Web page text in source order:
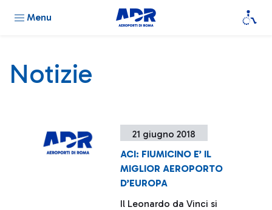
Menu
Notizie
21 giugno 2018
ACI: FIUMICINO E’ IL
MIGLIOR AEROPORTO
D’EUROPA
Il Leonardo da Vinci si